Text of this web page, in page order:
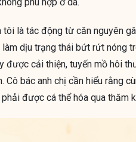
tôi là tác động từ căn nguyên
dịu trạng thái bứt rứt nóng
được cải thiện, tuyến mồ hôi
Cô bác anh chị cần hiểu rằng
được cá thể hóa qua thăm